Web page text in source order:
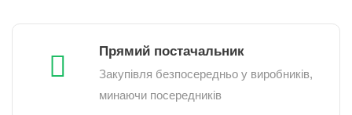
Прямий постачальник
Закупівля безпосередньо у виробників,
минаючи посередників